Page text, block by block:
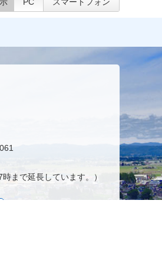
PC スマートフォン
まで延長しています。）